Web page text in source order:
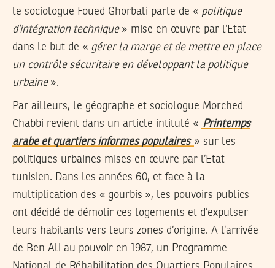
le sociologue Foued Ghorbali parle de « politique
d’intégration technique» mise en œuvre par l’Etat
dans le but de « gérer la marge et de mettre en place
un contrôle sécuritaire en développant la politique
urbaine».
Par ailleurs, le géographe et sociologue Morched
Chabbi revient dans un article intitulé « Printemps
arabe et quartiers informes populaires » sur les
politiques urbaines mises en œuvre par l’Etat
tunisien. Dans les années 60, et face à la
multiplication des « gourbis », les pouvoirs publics
ont décidé de démolir ces logements et d’expulser
leurs habitants vers leurs zones d’origine. A l’arrivée
de Ben Ali au pouvoir en 1987, un Programme